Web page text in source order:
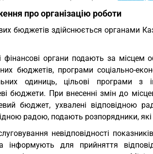
про організацію роботи
бюджетів здійснюється органами
фінансові органи подають за місцем
бюджетів, програми соціально-
одиниць, цільові програми
бюджети. При внесенні змін до
бюджет, ухвалені відповідною
радою, подають розпорядники,
невідповідності
інформують для прийняття